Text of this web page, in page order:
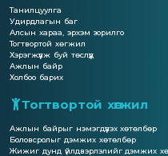
Танилцуулга
Удирдлагын баг
Алсын хараа, эрхэм зорилго
Тогтвортой хөгжил
Хэрэгжүүлж буй төслүүд
Ажлын байр
Холбоо барих
Тогтвортой хөгжил
Ажлын байрыг нэмэгдүүлэх хөтөлбөр
Боловсролыг дэмжих хөтөлбөр
Жижиг дунд үйлдвэрлэлийг дэмжих